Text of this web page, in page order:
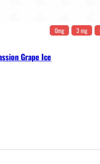
0mg 3 mg
Grape Ice